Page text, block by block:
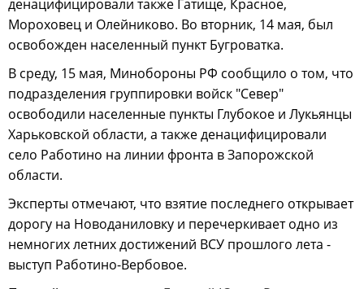
денацифицировали также Гатище, Красное,
Мороховец и Олейниково. Во вторник, 14 мая, был
освобожден населенный пункт Бугроватка.
В среду, 15 мая, Минобороны РФ сообщило о том, что
подразделения группировки войск "Север"
освободили населенные пункты Глубокое и Лукьянцы
Харьковской области, а также денацифицировали
село Работино на линии фронта в Запорожской
области.
Эксперты отмечают, что взятие последнего открывает
дорогу на Новоданиловку и перечеркивает одно из
немногих летних достижений ВСУ прошлого лета -
выступ Работино-Вербовое.